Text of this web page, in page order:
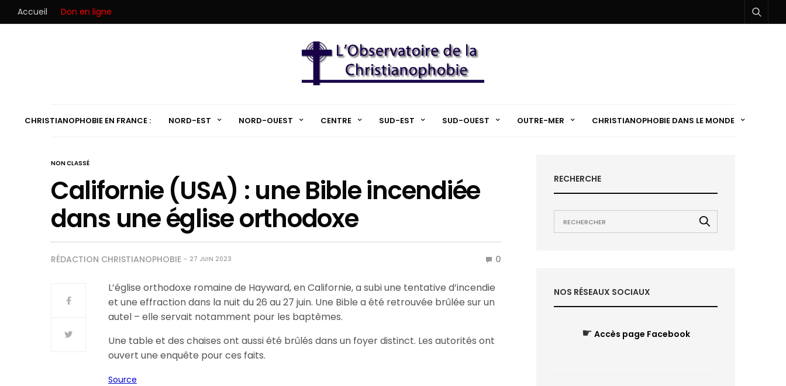
Accueil Don en ligne
CHRISTIANOPHOBIE EN FRANCE : NORD-EST NORD-OUEST CENTRE SUD-EST SUD-OUEST OUTRE-MER CHRISTIANOPHOBIE DANS LE MONDE
NON CLASSÉ
Californie (USA) : une Bible incendiée
dans une église orthodoxe
RÉDACTION CHRISTIANOPHOBIE 27 JUIN 2023 0
L’église orthodoxe romaine de Hayward, en Californie, a subi une tentative d’incendie
et une effraction dans la nuit du 26 au 27 juin. Une Bible a été retrouvée brûlée sur un
autel – elle servait notamment pour les baptêmes.
Une table et des chaises ont aussi été brûlés dans un foyer distinct. Les autorités ont
ouvert une enquête pour ces faits.
Source
RECHERCHE
NOS RÉSEAUX SOCIAUX
☛ Accès page Facebook